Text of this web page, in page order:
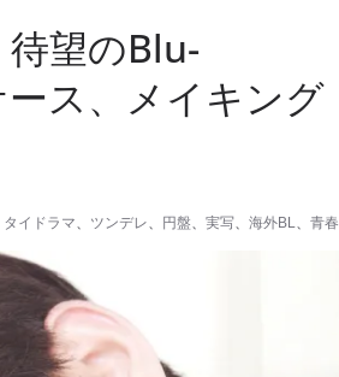
待望のBlu-
ス、メイキング
タイドラマ ツンデレ 円盤 実写 海外BL 青春